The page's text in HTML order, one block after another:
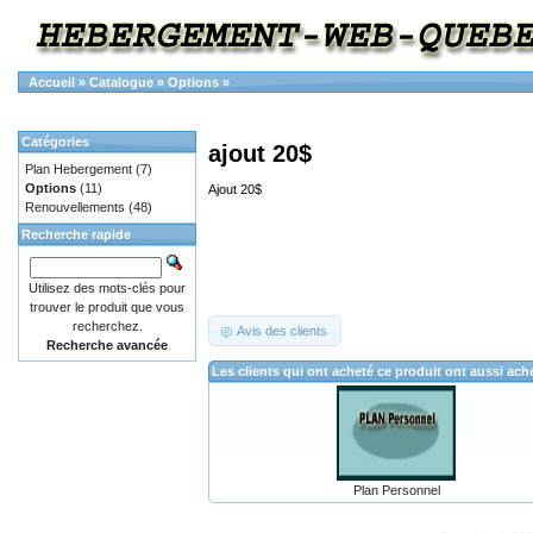
Accueil » Catalogue » Options »
ajout 20$
Ajout 20$
Avis des clients
Les clients qui ont acheté ce produit ont aussi
Plan Personnel
Catégories
Plan Hebergement (7)
Options (11)
Renouvellements (48)
Recherche rapide
Utilisez des mots-clés pour
trouver le produit que vous
recherchez.
Recherche avancée